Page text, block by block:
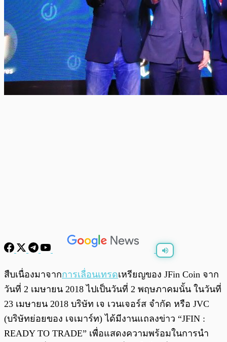
สืบเนื่องมาจากการเลื่อนเทรดเหรียญของ JFin Coin จาก
วันที่ 2 เมษายน 2018 ไปเป็นวันที่ 2 พฤษภาคมนั้น ในวันที่
23 เมษายน 2018 บริษัท เจ เวนเจอร์ส จำกัด หรือ JVC
(บริษัทย่อยของ เจเมาร์ท) ได้มีงานแถลงข่าว “JFIN :
READY TO TRADE” เพื่อแสดงความพร้อมในการนำ